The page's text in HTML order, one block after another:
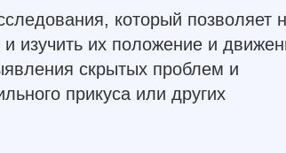
который позволяет
изучить их положение и
скрытых проблем и
прикуса или других